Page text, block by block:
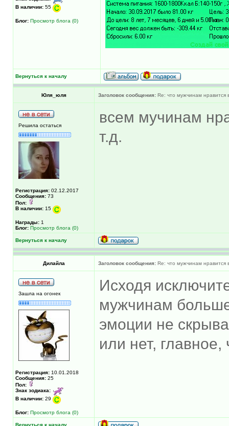
В наличии: 55
Блог: Просмотр блога (0)
Вернуться к началу
Юля_юля Заголовок сообщения: Re: что мужчинам нравится
Решила остаться
Регистрация: 02.12.2017
Сообщения: 73
Пол:
В наличии: 15
Награды: 1
Блог: Просмотр блога (0)
всем мучинам
т.д.
Вернуться к началу
Дилайла Заголовок сообщения: Re: что мужчинам нравится
Зашла на огонек
Регистрация: 10.01.2018
Сообщения: 25
Пол:
Знак зодиака:
В наличии: 29
Блог: Просмотр блога (0)
Исходя
мужчинам
эмоции не
или нет,
Вернуться к началу